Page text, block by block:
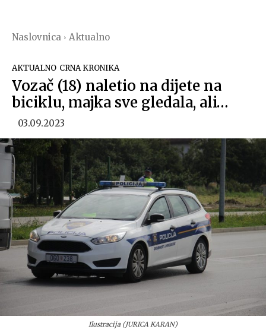
Naslovnica Aktualno
AKTUALNO CRNA KRONIKA
Vozač (18) naletio na dijete na
biciklu, majka sve gledala, ali…
03.09.2023
Ilustracija (JURICA KARAN)